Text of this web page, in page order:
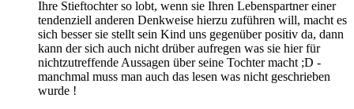
Ihre Stieftochter so lobt, wenn sie Ihren Lebenspartner einer
tendenziell anderen Denkweise hierzu zuführen will, macht es
sich besser sie stellt sein Kind uns gegenüber positiv da, dann
kann der sich auch nicht drüber aufregen was sie hier für
nichtzutreffende Aussagen über seine Tochter macht ;D -
manchmal muss man auch das lesen was nicht geschrieben
wurde !